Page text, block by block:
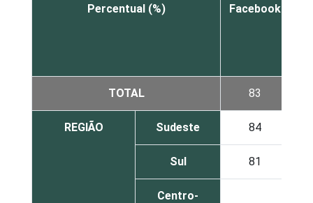
Percentual (%) Facebook
TOTAL 83
REGIÃO Sudeste 84
Sul 81
Centro-